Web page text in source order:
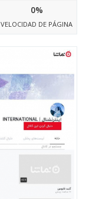
0%
VELOCIDAD DE PÁGINA